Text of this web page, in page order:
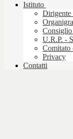
Istituto
Dirigente
U.R.P. -
Comitato
Privacy
Contatti